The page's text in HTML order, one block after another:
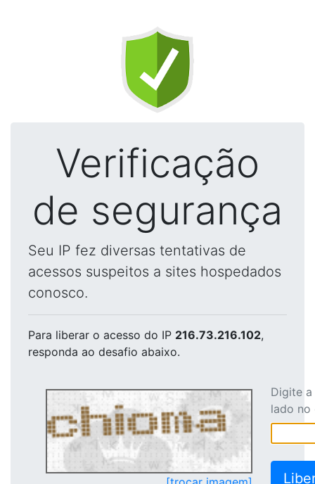
Verificação
de segurança
Seu IP fez diversas tentativas de
acessos suspeitos a sites hospedados
conosco.
Para liberar o acesso do IP 216.73.216.102,
responda ao desafio abaixo.
Digite
lado no